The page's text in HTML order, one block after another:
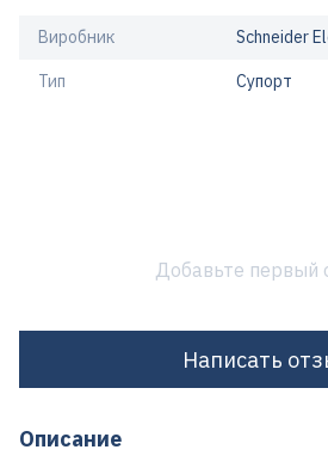
Виробник Schneider
Тип Супорт
Добавьте первый
Написать
Описание